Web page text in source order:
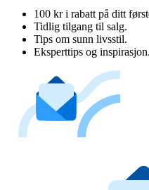
100 kr i rabatt på ditt
Tidlig tilgang til salg.
Tips om sunn livsstil.
Eksperttips og inspirasjon.